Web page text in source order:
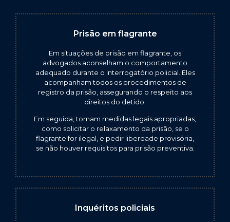
Prisão em flagrante
Em situações de prisão em flagrante, os
advogados aconselham o comportamento
adequado durante o interrogatório policial. Eles
acompanham todos os procedimentos de
registro da prisão, assegurando o respeito aos
direitos do detido.
Em seguida, tomam medidas legais apropriadas,
como solicitar o relaxamento da prisão, se o
flagrante for ilegal, e pedir liberdade provisória,
se não houver requisitos para prisão preventiva.
Inquéritos policiais